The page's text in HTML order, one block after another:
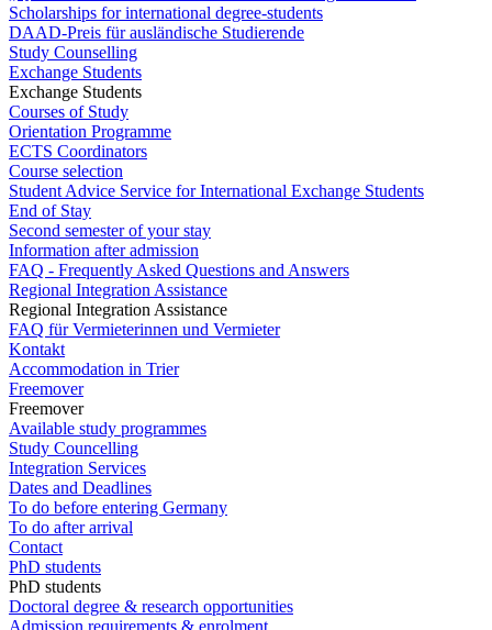
Scholarships for international degree-students
DAAD-Preis für ausländische Studierende
Study Counselling
Exchange Students
Exchange Students
Courses of Study
Orientation Programme
ECTS Coordinators
Course selection
Student Advice Service for International Exchange Students
End of Stay
Second semester of your stay
Information after admission
FAQ - Frequently Asked Questions and Answers
Regional Integration Assistance
Regional Integration Assistance
FAQ für Vermieterinnen und Vermieter
Kontakt
Accommodation in Trier
Freemover
Freemover
Available study programmes
Study Councelling
Integration Services
Dates and Deadlines
To do before entering Germany
To do after arrival
Contact
PhD students
PhD students
Doctoral degree & research opportunities
Admission requirements & enrolment